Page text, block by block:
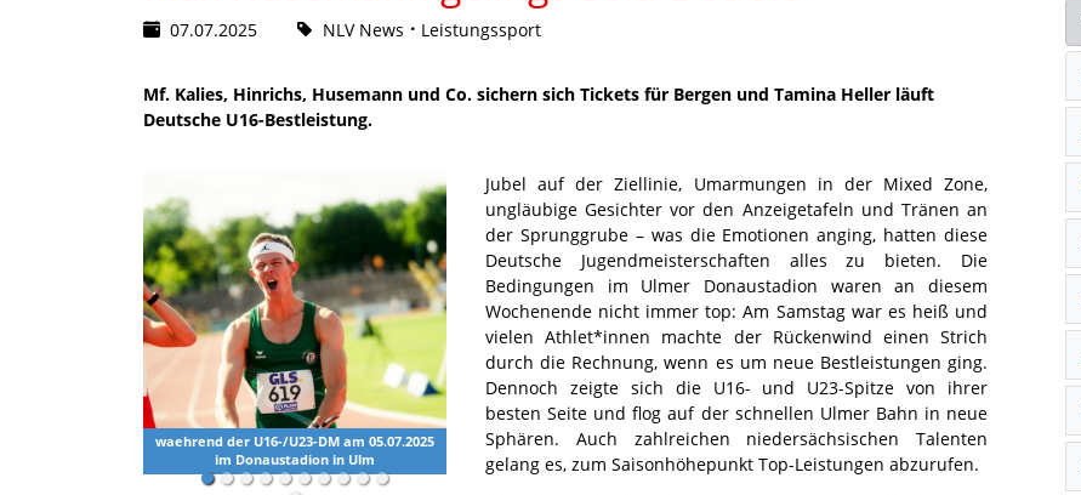
07.07.2025 NLV News Leistungssport
Mf. Kalies, Hinrichs, Husemann und Co. sichern sich Tickets für Bergen und Tamina Heller läuft
Deutsche U16-Bestleistung.
waehrend der U16-/U23-DM am 05.07.2025
im Donaustadion in Ulm
Jubel auf der Ziellinie, Umarmungen in der Mixed Zone,
ungläubige Gesichter vor den Anzeigetafeln und Tränen an
der Sprunggrube – was die Emotionen anging, hatten diese
Deutsche Jugendmeisterschaften alles zu bieten. Die
Bedingungen im Ulmer Donaustadion waren an diesem
Wochenende nicht immer top: Am Samstag war es heiß und
vielen Athlet*innen machte der Rückenwind einen Strich
durch die Rechnung, wenn es um neue Bestleistungen ging.
Dennoch zeigte sich die U16- und U23-Spitze von ihrer
besten Seite und flog auf der schnellen Ulmer Bahn in neue
Sphären. Auch zahlreichen niedersächsischen Talenten
gelang es, zum Saisonhöhepunkt Top-Leistungen abzurufen.